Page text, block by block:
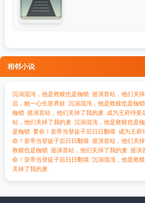
相邻小说
沉溺混沌，他是救赎也是枷锁 巡演首站，他们关
后，她一心生崽养娃 沉溺混沌，他是救赎也是枷锁
枷锁 巡演首站，他们关掉了我的麦 成为王府侍妾
站，他们关掉了我的麦 沉溺混沌，他是救赎也是
是枷锁 要命！皇帝当登徒子后日日翻墙 成为王府
命！皇帝当登徒子后日日翻墙 巡演首站，他们关
救赎也是枷锁 巡演首站，他们关掉了我的麦 巡演
命！皇帝当登徒子后日日翻墙 沉溺混沌，他是救
关掉了我的麦